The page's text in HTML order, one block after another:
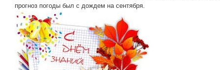
прогноз погоды был с дождем на сентября.